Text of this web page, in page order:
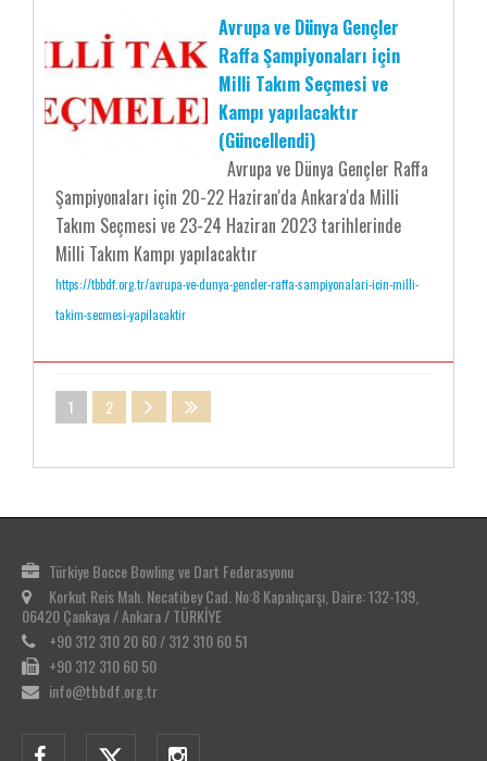
Avrupa ve Dünya Gençler
Raffa Şampiyonaları için
Milli Takım Seçmesi ve
Kampı yapılacaktır
(Güncellendi)
Avrupa ve Dünya Gençler Raffa
Şampiyonaları için 20-22 Haziran'da Ankara'da Milli
Takım Seçmesi ve 23-24 Haziran 2023 tarihlerinde
Milli Takım Kampı yapılacaktır
https://tbbdf.org.tr/avrupa-ve-dunya-gencler-raffa-sampiyonalari-icin-milli-
takim-secmesi-yapilacaktir
1 2
Türkiye Bocce Bowling ve Dart Federasyonu
Korkut Reis Mah. Necatibey Cad. No:8 Kapalıçarşı, Daire: 132-139,
06420 Çankaya / Ankara / TÜRKİYE
+90 312 310 20 60 / 312 310 60 51
+90 312 310 60 50
info@tbbdf.org.tr